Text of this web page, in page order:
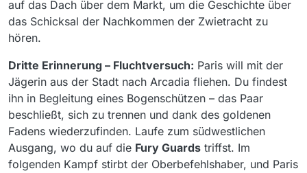
auf das Dach über dem Markt, um die Geschichte über
das Schicksal der Nachkommen der Zwietracht zu
hören.
Dritte Erinnerung – Fluchtversuch: Paris will mit der
Jägerin aus der Stadt nach Arcadia fliehen. Du findest
ihn in Begleitung eines Bogenschützen – das Paar
beschließt, sich zu trennen und dank des goldenen
Fadens wiederzufinden. Laufe zum südwestlichen
Ausgang, wo du auf die Fury Guards triffst. Im
folgenden Kampf stirbt der Oberbefehlshaber, und Paris